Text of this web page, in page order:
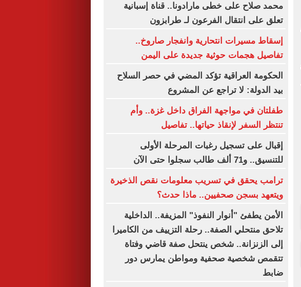
محمد صلاح على خطى مارادونا.. قناة إسبانية
تعلق على انتقال الفرعون لـ طرابزون
إسقاط مسيرات انتحارية وانفجار صاروخ..
تفاصيل هجمات حوثية جديدة على اليمن
الحكومة العراقية تؤكد المضي في حصر السلاح
بيد الدولة: لا تراجع عن المشروع
طفلتان في مواجهة الفراق داخل غزة.. وأم
تنتظر السفر لإنقاذ حياتها.. تفاصيل
إقبال على تسجيل رغبات المرحلة الأولى
للتنسيق.. و71 ألف طالب سجلوا حتى الآن
ترامب يحقق في تسريب معلومات نقص الذخيرة
ويتعهد بسجن صحفيين.. ماذا حدث؟
الأمن يطفئ "أنوار النفوذ" المزيفة.. الداخلية
تلاحق منتحلي الصفة.. رحلة التزييف من الكاميرا
إلى الزنزانة.. شخص ينتحل صفة قاضي وفتاة
تتقمص شخصية صحفية ومواطن يمارس دور
ضابط